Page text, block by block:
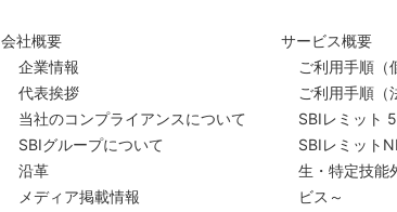
会社概要
企業情報
代表挨拶
当社のコンプライアンスについて
SBIグループについて
沿革
メディア掲載情報
サービス概要
ご利用手順
ご利用手順
SBIレミット
SBIレミット
生・特定技能
ビス～